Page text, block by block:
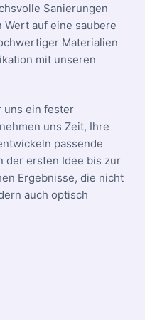
Sanierungen
auf eine saubere
Materialien
mit unseren
uns ein fester
uns Zeit, Ihre
passende
der ersten Idee bis zur
Ergebnisse, die nicht
auch optisch